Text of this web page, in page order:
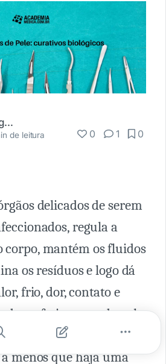
Bárbara Figueiredo
de leitura 0 1 0
delicados de serem
regula a
mantém os fluidos
os resíduos e logo dá
frio, dor, contato e
ferimentos da pele,
queimaduras de terceiro
menos que haja uma